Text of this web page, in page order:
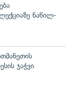
ნაწილ-
ჯაჭვი